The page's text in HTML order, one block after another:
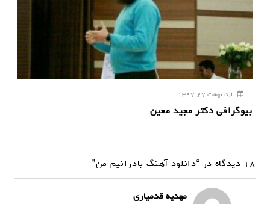
اردیبهشت 27, 1397
بیوگرافی دکتر مجید معین
18 دیدگاه در “دانلود آهنگ بادرانیم من”
مهدیه قدمیاری